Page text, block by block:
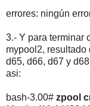
errores: ningún
3.- Y para terminar
mypool2,
d65, d66, d67 y
asi:
bash-3.00# zpool